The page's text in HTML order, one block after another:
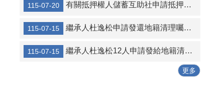
115-07-20 有關抵押權人儲蓄互助社申請抵押權設定登記案件
115-07-15 繼承人杜逸松申請發還地籍清理囑託登記為國有土地，經審查無誤之公告及清冊
115-07-15 繼承人杜逸松12人申請發給地籍清理代為標售價金徵詢異議之公告及清冊
更多